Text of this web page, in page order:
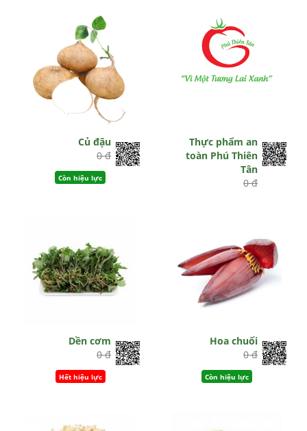
Củ đậu
0 đ
Còn hiệu lực
Thực phẩm an
toàn Phú Thiên
Tân
0 đ
Dền cơm
0 đ
Hết hiệu lực
Hoa chuối
0 đ
Còn hiệu lực